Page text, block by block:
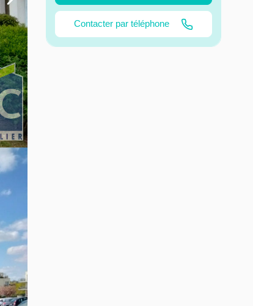
Contacter par téléphone